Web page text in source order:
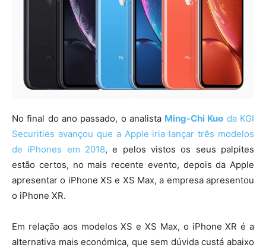
No final do ano passado, o analista Ming-Chi Kuo da KGI
Securities avançou que a Apple iria lançar três modelos
de iPhones em 2018, e pelos vistos os seus palpites
estão certos, no mais recente evento, depois da Apple
apresentar o iPhone XS e XS Max, a empresa apresentou
o iPhone XR.
Em relação aos modelos XS e XS Max, o iPhone XR é a
alternativa mais económica, que sem dúvida custá abaixo